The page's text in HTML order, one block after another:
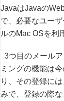
JavaはJavaの
で、必要なユー
ルのMac OSを利
3つ目のメール
ミングの機能は
り、その登録に
みで、登録の際